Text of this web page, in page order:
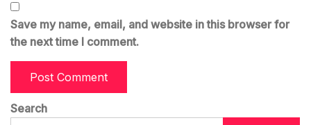
Save my name, email, and website in this browser for
the next time I comment.
Search